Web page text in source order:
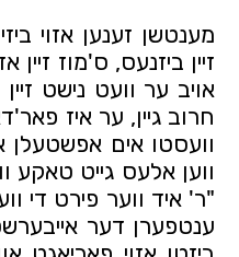
מענטשן זענען אזוי
זיין ביזנעס, ס'מוז זיין
אויב ער וועט נישט
חרוב גיין, ער איז
וועסטו אים אפשטעלן
ווען אלעס גייט טאקע
"ר' איד ווער פירט די
ענטפערן דער